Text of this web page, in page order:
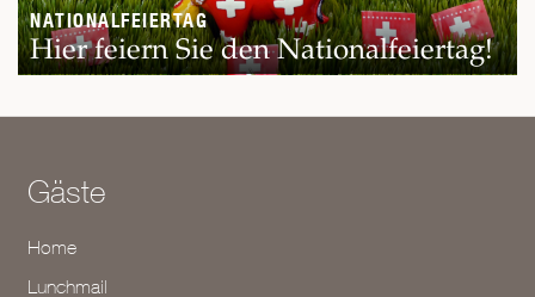
NATIONALFEIERTAG
Hier feiern Sie den Nationalfeiertag!
Gäste
Home
Lunchmail